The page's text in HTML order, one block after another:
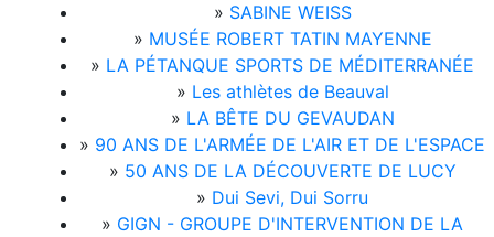
» SABINE WEISS
» MUSÉE ROBERT TATIN MAYENNE
» LA PÉTANQUE SPORTS DE MÉDITERRANÉE
» Les athlètes de Beauval
» LA BÊTE DU GEVAUDAN
» 90 ANS DE L'ARMÉE DE L'AIR ET DE L'ESPACE
» 50 ANS DE LA DÉCOUVERTE DE LUCY
» Dui Sevi, Dui Sorru
» GIGN - GROUPE D'INTERVENTION DE LA